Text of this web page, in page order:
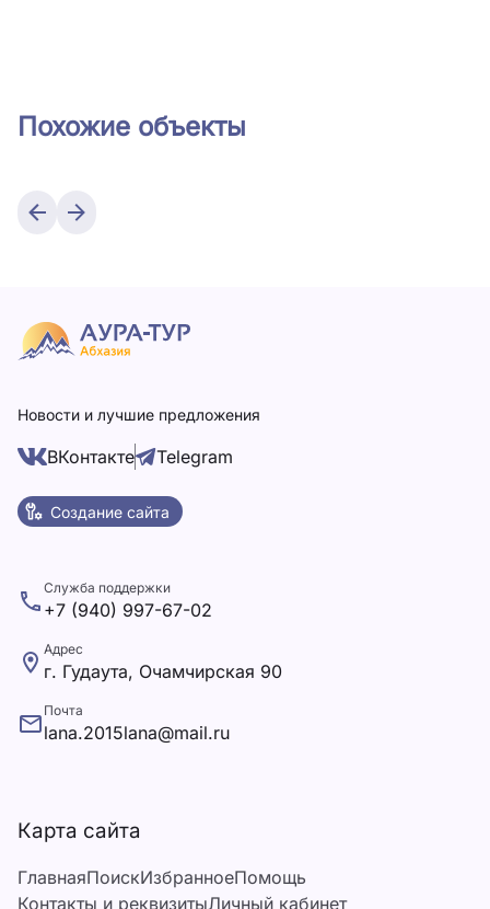
Похожие объекты
Новости и лучшие предложения
ВКонтакте Telegram
Создание сайта
Карта сайта
ГлавнаяПоискИзбранноеПомощь
Контакты и реквизитыЛичный кабинет
Служба поддержки
+7 (940) 997-67-02
Адрес
г. Гудаута, Очамчирская 90
Почта
lana.2015lana@mail.ru